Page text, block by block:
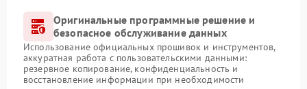
Оригинальные программные решение и
безопасное обслуживание данных
Использование официальных прошивок и инструментов,
аккуратная работа с пользовательскими данными:
резервное копирование, конфиденциальность и
восстановление информации при необходимости